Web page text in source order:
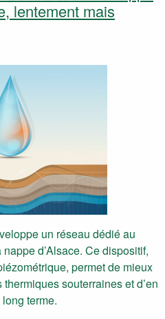
lentement mais
un réseau dédié au
d’Alsace. Ce dispositif,
permet de mieux
souterraines et d’en
terme.